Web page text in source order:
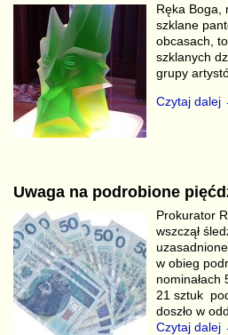
Ręka Boga,
szklane
obcasach,
szklanych
grupy
Czytaj dalej
Uwaga na podrobione
Prokurator
wszczął
w obieg
nominałach
21 sztuk
doszło w
Czytaj dalej